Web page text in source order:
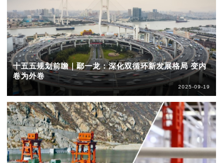
十五五规划前瞻｜鄢一龙：深化双循环新发展格局 变内
卷为外卷
2025-09-19